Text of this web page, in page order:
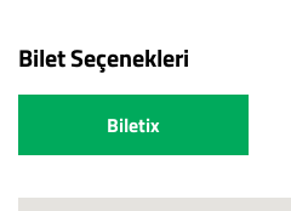
Bilet Seçenekleri
Biletix